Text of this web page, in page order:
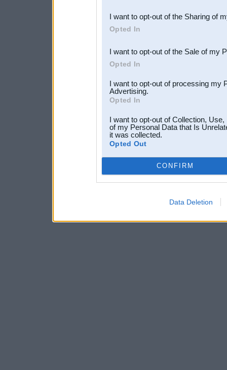
Downstream Participants
third parties.
I want to opt-out of the Sharing of
Opted In
I want to opt-out of the Sale of my
Opted In
I want to opt-out of processing my
Advertising.
Opted In
I want to opt-out of Collection,
of my Personal Data that Is
it was collected.
Opted Out
CONFIRM
Data Deletion